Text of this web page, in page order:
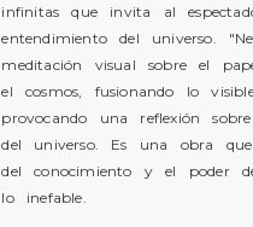
infinitas que invita al
entendimiento del universo.
meditación visual sobre el
el cosmos, fusionando lo
provocando una reflexión
del universo. Es una obra
del conocimiento y el poder
lo inefable.